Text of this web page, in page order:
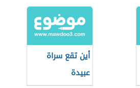
أين تقع سراة
عبيدة